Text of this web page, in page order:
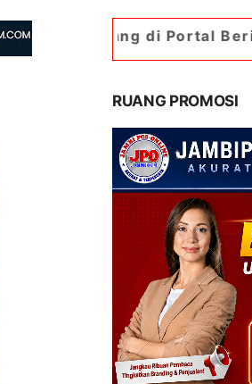
di Portal Berita
RUANG PROMOSI